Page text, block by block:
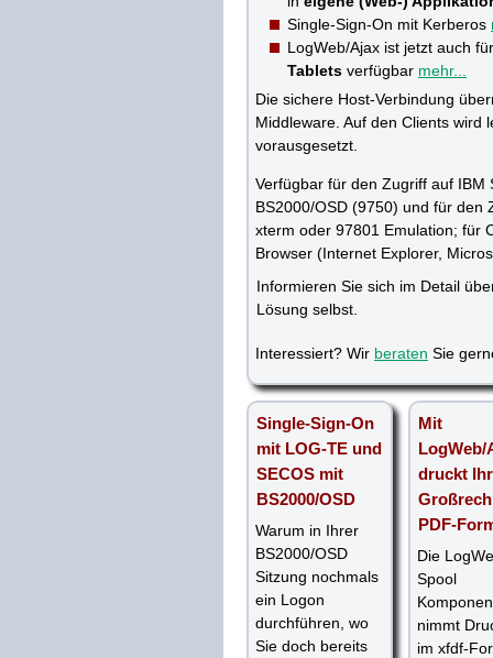
Single-Sign-On mit Kerberos
LogWeb/Ajax ist jetzt auch
Tablets verfügbar mehr...
Die sichere Host-Verbindung
Middleware. Auf den Clients wird
vorausgesetzt.
Verfügbar für den Zugriff auf
BS2000/OSD (9750) und für den
xterm oder 97801 Emulation; für
Browser (Internet Explorer,
Informieren Sie sich im Detail
Lösung selbst.
Interessiert? Wir beraten Sie
Single-Sign-On
mit LOG-TE und
SECOS mit
BS2000/OSD
Warum in Ihrer
BS2000/OSD
Sitzung nochmals
ein Logon
durchführen, wo
Sie doch bereits
Mit
LogWeb/
druckt Ihr
PDF-
Die
Spool
nimmt
im xfdf-